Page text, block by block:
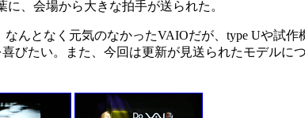
、会場から大きな拍手が送られた。
んとなく元気のなかったVAIOだが、type Uや試作
びたい。また、今回は更新が見送られたモデルに